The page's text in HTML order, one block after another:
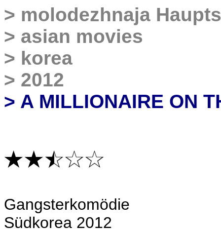
> molodezhnaja
> asian movies
> korea
> 2012
> A MILLIONAIRE ON
Gangsterkomödie
Südkorea 2012